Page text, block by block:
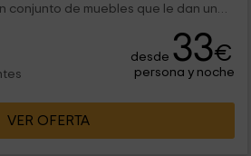
conjunto de muebles que le dan un
desde 33€
persona y noche
VER OFERTA